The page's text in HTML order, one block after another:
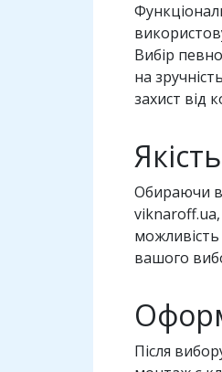
Вибір
на
захист від
Обираючи
viknaroff.ua,
вашого
Після